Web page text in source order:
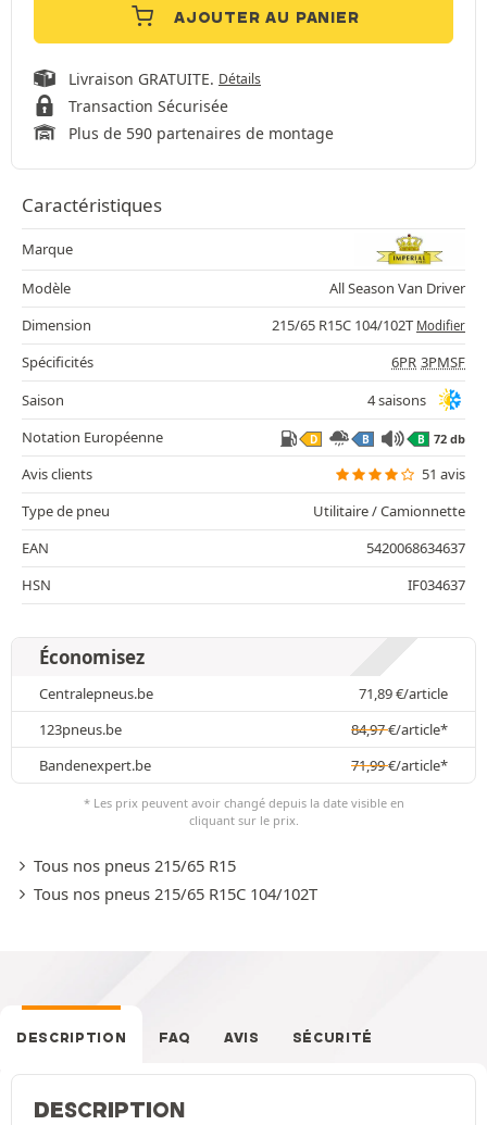
AJOUTER AU PANIER
Livraison GRATUITE. Détails
Transaction Sécurisée
Plus de 590 partenaires de montage
Caractéristiques
Marque
Modèle
All Season Van Driver
Dimension
215/65 R15C 104/102T Modifier
Spécificités 6PR 3PMSF
Saison
4 saisons
Notation Européenne
D B B 72 db
Avis clients
51 avis
Type de pneu
Utilitaire / Camionnette
EAN
5420068634637
HSN
IF034637
Économisez
Centralepneus.be 71,89€/article
123pneus.be
84,97€/article*
Bandenexpert.be
71,99€/article*
* Les prix peuvent avoir changé depuis la date visible en
cliquant sur le prix.
Tous nos pneus 215/65 R15
Tous nos pneus 215/65 R15C 104/102T
DESCRIPTION FAQ AVIS SÉCURITÉ
DESCRIPTION